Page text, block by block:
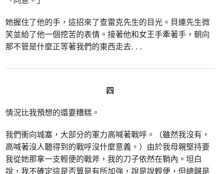
她握住了他的手，這招來了查雷克先生的目光。貝連先生微
笑並給了他一個挖苦的表情。接著他和女王手牽著手，朝向
那不管是什麼正等著我們的東西走去. . .
四
情況比我預想的還要糟糕。
我們衝向城塞，大部分的軍力高喊著戰呼。（雖然我沒有，
高喊著沒人聽得到的戰呼沒什麼意義。）由於我母親堅持要
我從她那拿一支輕便的戰斧，我的刀子依然在鞘內。坦白
說，我不確定這是否算是有所加強，說是說輕便，但總歸是